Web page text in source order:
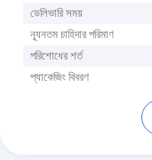
ডেলিভারি সময়
ন্যূনতম চাহিদার পরিমাণ
পরিশোধের শর্ত
প্যাকেজিং বিবরণ